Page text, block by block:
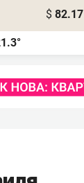
$ 82.17